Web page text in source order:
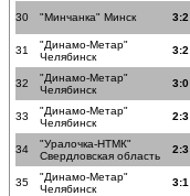
30 "Минчанка" Минск 3:2
31
"Динамо-Метар"
Челябинск
3:2
32
"Динамо-Метар"
Челябинск
3:0
33
"Динамо-Метар"
Челябинск
2:3
34
"Уралочка-НТМК"
Свердловская область
2:3
35
"Динамо-Метар"
Челябинск
3:1